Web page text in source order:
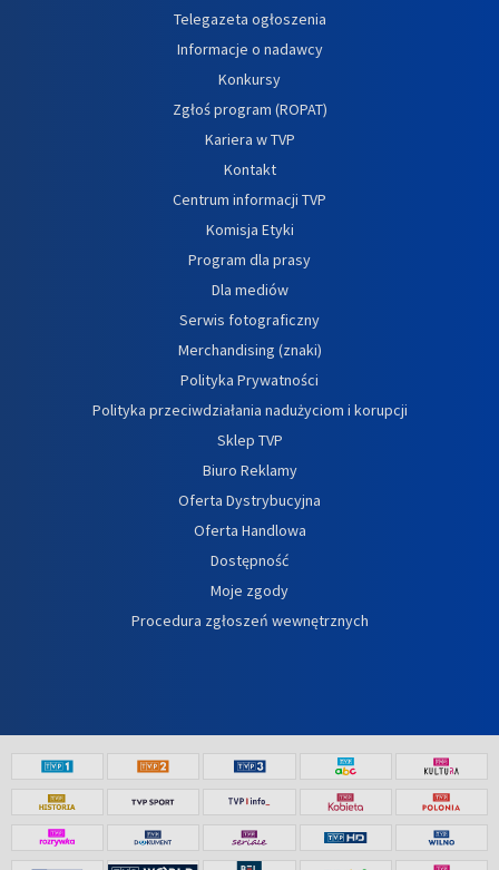
Telegazeta ogłoszenia
Informacje o nadawcy
Konkursy
Zgłoś program (ROPAT)
Kariera w TVP
Kontakt
Centrum informacji TVP
Komisja Etyki
Program dla prasy
Dla mediów
Serwis fotograficzny
Merchandising (znaki)
Polityka Prywatności
Polityka przeciwdziałania nadużyciom i korupcji
Sklep TVP
Biuro Reklamy
Oferta Dystrybucyjna
Oferta Handlowa
Dostępność
Moje zgody
Procedura zgłoszeń wewnętrznych